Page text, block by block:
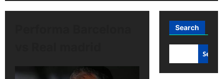
Search